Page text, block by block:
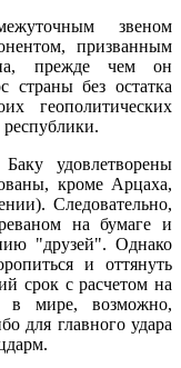
звеном
призванным
прежде чем он
страны без остатка
геополитических
удовлетворены
кроме Арцаха,
Следовательно,
на бумаге и
"друзей". Однако
и оттянуть
срок с расчетом на
в мире, возможно,
для главного удара